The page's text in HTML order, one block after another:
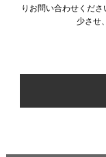
りお問い合わせくだ
少させ